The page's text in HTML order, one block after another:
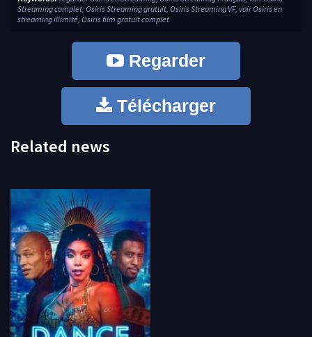
Streaming complet, Osiris Streaming gratuit, Osiris Streaming VF, voir Osiris en
streaming illimité, Osiris film gratuit complet
Regarder
Télécharger
Related news